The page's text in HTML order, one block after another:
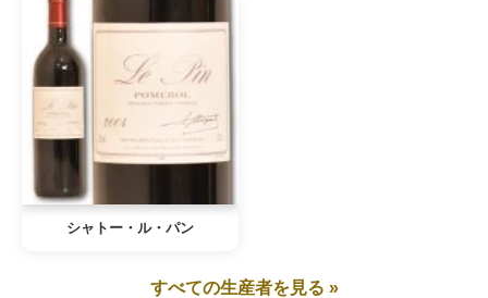
シャトー・ル・パン
すべての生産者を見る »